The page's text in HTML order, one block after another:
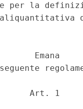
per la
Emana
Art. 1